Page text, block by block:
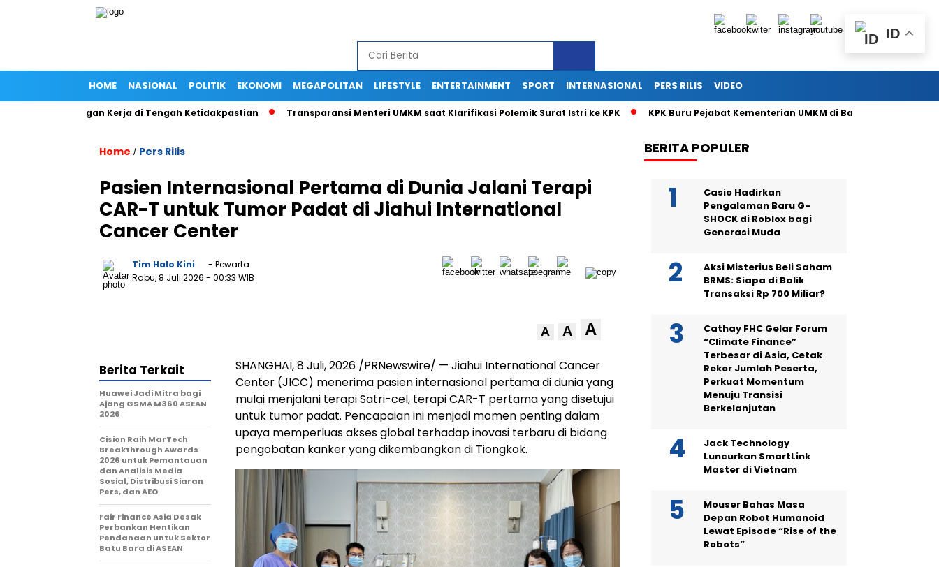
HOME NASIONAL POLITIK EKONOMI MEGAPOLITAN LIFESTYLE ENTERTAINMENT SPORT INTERNASIONAL PERS RILIS VIDEO
Lapangan Kerja di Tengah Ketidakpastian Transparansi Menteri UMKM saat Klarifikasi Polemik Surat Istri ke KPK KPK Buru Pejabat Kementerian UMKM di Balik Surat Istri Menteri
Home / Pers Rilis
Pasien Internasional Pertama di Dunia Jalani Terapi
CAR-T untuk Tumor Padat di Jiahui International
Cancer Center
Tim Halo Kini
- Pewarta
Rabu, 8 Juli 2026 - 00:33 WIB
A A A
SHANGHAI,8 Juli, 2026 /PRNewswire/ — Jiahui International Cancer
Center (JICC) menerima pasien internasional pertama di dunia yang
mulai menjalani terapi Satri-cel, terapi CAR-T pertama yang disetujui
untuk tumor padat. Pencapaian ini menjadi momen penting dalam
upaya memperluas akses global terhadap inovasi terbaru di bidang
pengobatan kanker yang dikembangkan di Tiongkok.
Berita Terkait
Huawei Jadi Mitra bagi
Ajang GSMA M360 ASEAN
2026
Cision Raih MarTech
Breakthrough Awards
2026 untuk Pemantauan
dan Analisis Media
Sosial, Distribusi Siaran
Pers, dan AEO
Fair Finance Asia Desak
Perbankan Hentikan
Pendanaan untuk Sektor
Batu Bara di ASEAN
BERITA POPULER
Casio Hadirkan
Pengalaman Baru G-
SHOCK di Roblox bagi
Generasi Muda
Aksi Misterius Beli Saham
BRMS: Siapa di Balik
Transaksi Rp 700 Miliar?
Cathay FHC Gelar Forum
“Climate Finance”
Terbesar di Asia, Cetak
Rekor Jumlah Peserta,
Perkuat Momentum
Menuju Transisi
Berkelanjutan
Jack Technology
Luncurkan SmartLink
Master di Vietnam
Mouser Bahas Masa
Depan Robot Humanoid
Lewat Episode “Rise of the
Robots”
ID